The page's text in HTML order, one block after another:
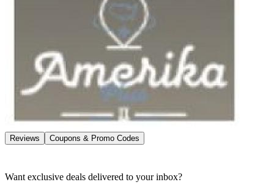
Reviews Coupons & Promo Codes
Want exclusive deals delivered to your inbox?